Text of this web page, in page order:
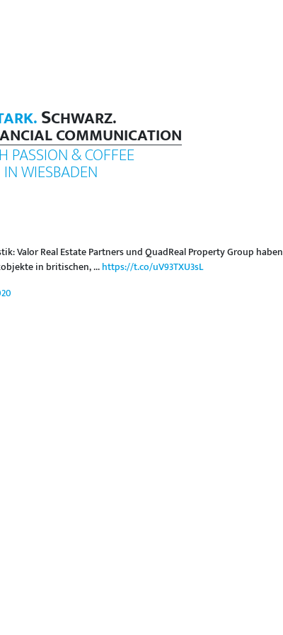
SCHWARZ.
COMMUNICATION
PASSION & COFFEE
IN WIESBADEN
Valor Real Estate Partners und QuadReal Property Group haben
in britischen, ...https://t.co/uV93TXU3sL